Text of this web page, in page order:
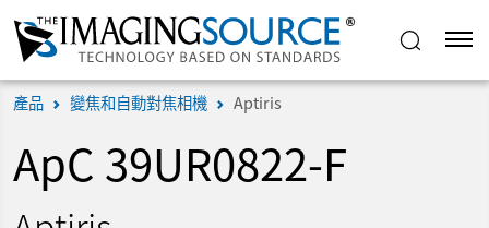
產品 變焦和自動對焦相機 Aptiris
ApC 39UR0822-F